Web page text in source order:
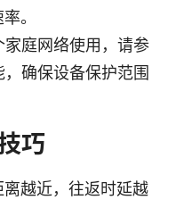
。
庭网络使用，请参
确保设备保护范围
巧
越近，往返时延越